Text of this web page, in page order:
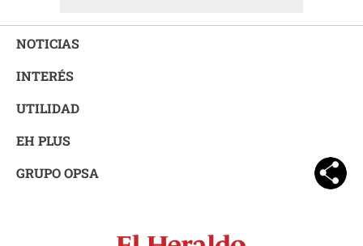
NOTICIAS
INTERÉS
UTILIDAD
EH PLUS
GRUPO OPSA